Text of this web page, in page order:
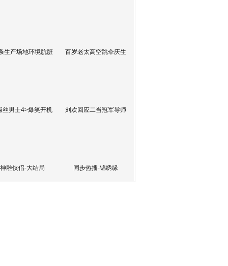
生产场地环境肮脏 百岁老太高空跳伞庆生
丝男士4>爆笑开机 刘欢回应二当冠军导师
神雕侠侣-大结局 同步热播-锦绣缘